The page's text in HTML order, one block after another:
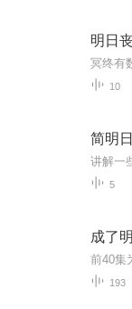
明日
10
简明
讲解一
5
成了
193